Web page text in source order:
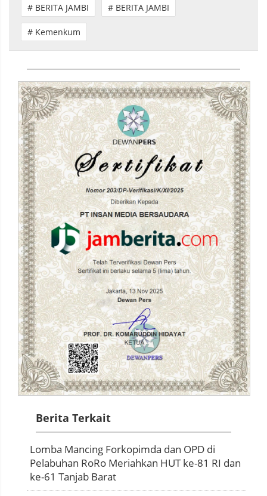
# BERITA JAMBI # BERITA JAMBI
# Kemenkum
Berita Terkait
Lomba Mancing Forkopimda dan OPD di
Pelabuhan RoRo Meriahkan HUT ke-81 RI dan
ke-61 Tanjab Barat